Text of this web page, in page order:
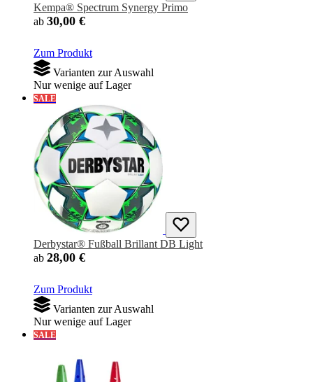
Kempa® Spectrum Synergy Primo
ab 30,00 €
Zum Produkt
Varianten zur Auswahl
Nur wenige auf Lager
SALE
Derbystar® Fußball Brillant DB Light
ab 28,00 €
Zum Produkt
Varianten zur Auswahl
Nur wenige auf Lager
SALE